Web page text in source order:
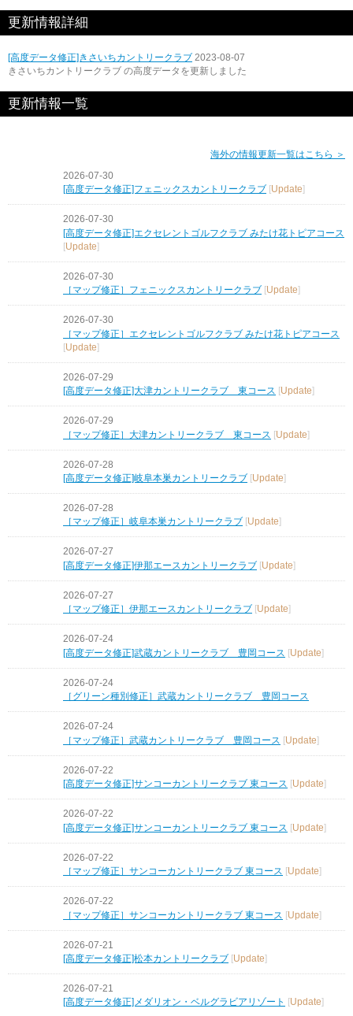
更新情報詳細
[高度データ修正]きさいちカントリークラブ 2023-08-07
きさいちカントリークラブ の高度データを更新しました
更新情報一覧
海外の情報更新一覧はこちら ＞
2026-07-30
[高度データ修正]フェニックスカントリークラブ
Update
2026-07-30
[高度データ修正]エクセレントゴルフクラブ みたけ花トピアコース
[Update]
2026-07-30
［マップ修正］フェニックスカントリークラブ [Update]
2026-07-30
［マップ修正］エクセレントゴルフクラブ みたけ花トピアコース
[Update]
2026-07-29
[高度データ修正]大津カントリークラブ 東コース [Update]
2026-07-29
［マップ修正］大津カントリークラブ 東コース [Update]
2026-07-28
[高度データ修正]岐阜本巣カントリークラブ [Update]
2026-07-28
［マップ修正］岐阜本巣カントリークラブ
Update
2026-07-27
[高度データ修正]伊那エースカントリークラブ [Update]
2026-07-27
［マップ修正］伊那エースカントリークラブ
Update
2026-07-24
[高度データ修正]武蔵カントリークラブ 豊岡コース [Update]
2026-07-24
［グリーン種別修正］武蔵カントリークラブ 豊岡コース
2026-07-24
［マップ修正］武蔵カントリークラブ 豊岡コース [Update]
2026-07-22
[高度データ修正]サンコーカントリークラブ 東コース [Update]
2026-07-22
[高度データ修正]サンコーカントリークラブ 東コース [Update]
2026-07-22
［マップ修正］サンコーカントリークラブ 東コース [Update]
2026-07-22
［マップ修正］サンコーカントリークラブ 東コース [Update]
2026-07-21
[高度データ修正]松本カントリークラブ [Update]
2026-07-21
[高度データ修正]メダリオン・ベルグラビアリゾート
Update